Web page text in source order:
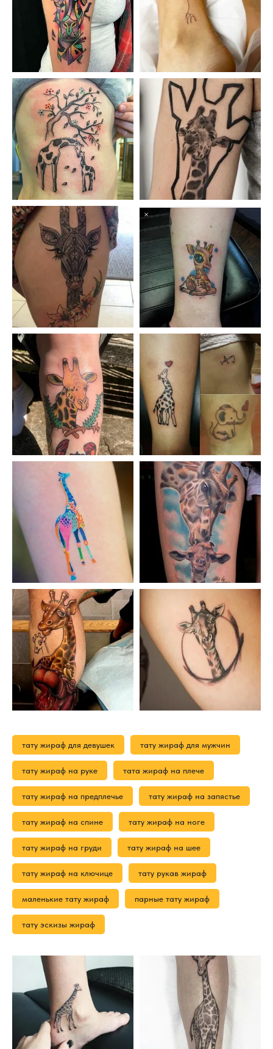
тату жираф для девушек тату жираф для мужчин
тату жираф на руке тата жираф на плече
тату жираф на предплечье тату жираф на запястье
тату жираф на спине тату жираф на ноге
тату жираф на груди тату жираф на шее
тату жираф на ключице тату рукав жираф
маленькие тату жираф парные тату жираф
тату эскизы жираф